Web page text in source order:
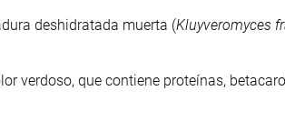
deshidratada muerta (Kluyveromyces
verdoso, que contiene proteínas,